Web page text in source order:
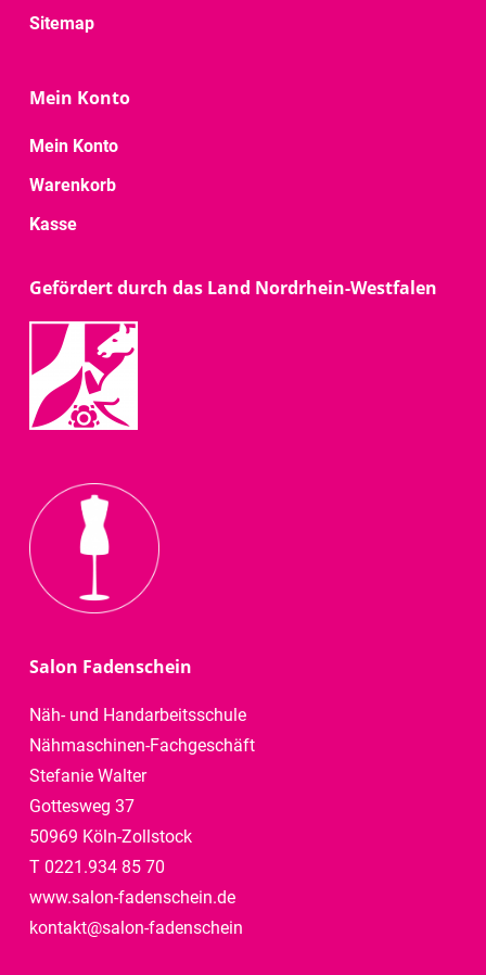
Sitemap
Mein Konto
Mein Konto
Warenkorb
Kasse
Gefördert durch das Land Nordrhein-Westfalen
Salon Fadenschein
Näh- und Handarbeitsschule
Nähmaschinen-Fachgeschäft
Stefanie Walter
Gottesweg 37
50969 Köln-Zollstock
T 0221.934 85 70
www.salon-fadenschein.de
kontakt@salon-fadenschein